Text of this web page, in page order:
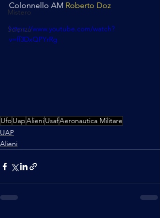
Mistero
Scienza
Colonnello AM Roberto Doz
https://www.youtube.com/watch?
v=ff3DxQPYrRg
UfoUapAlieniUsafAeronautica Militare
UAP
Alieni